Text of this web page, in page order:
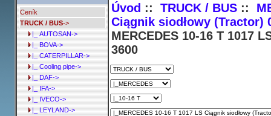
Ceník
TRUCK / BUS->
|_ AUTOSAN->
|_ BOVA->
|_ CATERPILLAR->
|_ Cooling pipe->
|_ DAF->
|_ IFA->
|_ IVECO->
|_ LEYLAND->
Úvod ::TRUCK / BUS ::
Ciągnik siodłowy (Tractor)
MERCEDES 10-16 T 1017
3600